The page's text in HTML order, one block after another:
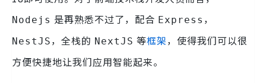
Nodejs 是再熟悉不过了，配合 Express ，
NestJS ，全栈的 NextJS 等框架，使得我们可以很
方便快捷地让我们应用智能起来。